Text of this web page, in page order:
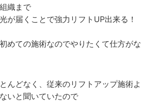
織まで
が届くことで強力リフトUP出来る！
めての施術なのでやりたくて仕方がな
んどなく、従来のリフトアップ施術よ
いと聞いていたので